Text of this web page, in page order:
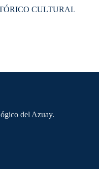
CULTURAL
del Azuay.